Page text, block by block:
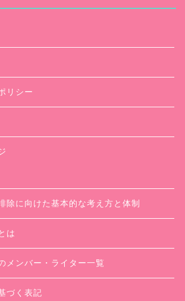
リシー
除に向けた基本的な考え方と体制
は
メンバー・ライター一覧
づく表記